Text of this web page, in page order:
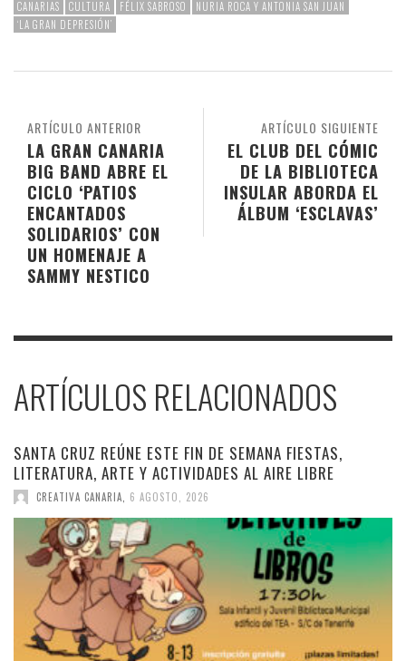
CANARIAS CULTURA FÉLIX SABROSO
NURIA ROCA Y ANTONIA SAN JUAN
‘LA GRAN DEPRESIÓN’
ARTÍCULO SIGUIENTE
EL CLUB DEL CÓMIC
DE LA BIBLIOTECA
INSULAR ABORDA EL
ÁLBUM ‘ESCLAVAS’
ARTÍCULO ANTERIOR
LA GRAN CANARIA
BIG BAND ABRE EL
CICLO ‘PATIOS
ENCANTADOS
SOLIDARIOS’ CON
UN HOMENAJE A
SAMMY NESTICO
ARTÍCULOS RELACIONADOS
SANTA CRUZ REÚNE ESTE FIN DE SEMANA FIESTAS,
LITERATURA, ARTE Y ACTIVIDADES AL AIRE LIBRE
CREATIVA CANARIA 6 AGOSTO, 2026